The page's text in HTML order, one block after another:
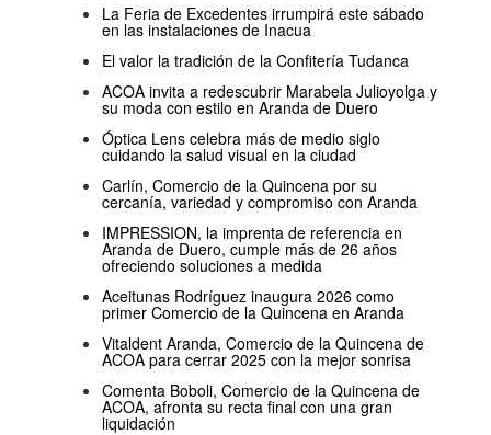
La Feria de Excedentes irrumpirá este sábado
en las instalaciones de Inacua
El valor la tradición de la Confitería Tudanca
ACOA invita a redescubrir Marabela Julioyolga y
su moda con estilo en Aranda de Duero
Óptica Lens celebra más de medio siglo
cuidando la salud visual en la ciudad
Carlín, Comercio de la Quincena por su
cercanía, variedad y compromiso con Aranda
IMPRESSION, la imprenta de referencia en
Aranda de Duero, cumple más de 26 años
ofreciendo soluciones a medida
Aceitunas Rodríguez inaugura 2026 como
primer Comercio de la Quincena en Aranda
Vitaldent Aranda, Comercio de la Quincena de
ACOA para cerrar 2025 con la mejor sonrisa
Comenta Boboli, Comercio de la Quincena de
ACOA, afronta su recta final con una gran
liquidación